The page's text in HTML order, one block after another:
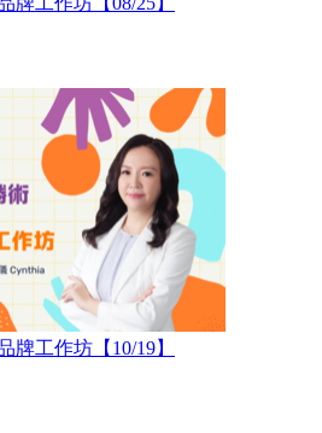
牌工作坊【10/19】